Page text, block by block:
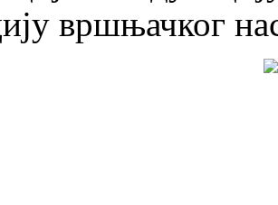
вршњачког